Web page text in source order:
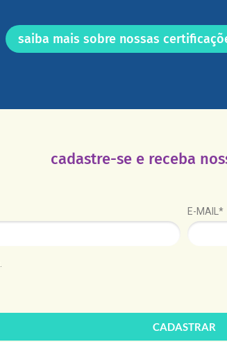
saiba mais sobre nossas
cadastre-se e receba
E-MAIL*
CADASTRAR